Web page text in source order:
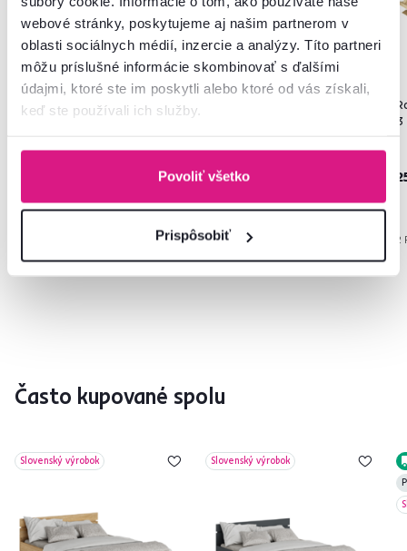
webové stránky, poskytujeme aj našim partnerom v
oblasti sociálnych médií, inzercie a analýzy. Títo partneri
môžu príslušné informácie skombinovať s ďalšími
údajmi, ktoré ste im poskytli alebo ktoré od vás získali,
keď ste používali ich služby.
Povoliť všetko
Prispôsobiť
4,6 6
Rošt vyklápací, 180x200 (2 ks
90x200 cm), BASIC FLEX FRONT
4,9 3
119 €
5 Rozmerov (cm)
Často kupované spolu
Slovenský výrobok Slovenský výrobok